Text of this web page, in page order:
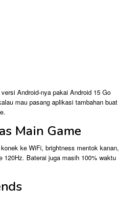
Android-nya pakai Android 15 Go
mau pasang aplikasi tambahan buat
Main Game
ke WiFi, brightness mentok kanan,
120Hz. Baterai juga masih 100% waktu